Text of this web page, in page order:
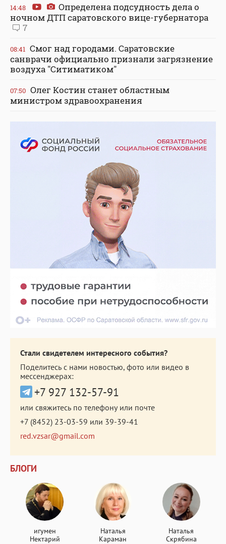
14:48
Определена подсудность дела о
ночном ДТП саратовского вице-губернатора
7
08:41 Смог над городами. Саратовские
санврачи официально признали загрязнение
воздуха "Ситиматиком"
07:50 Олег Костин станет областным
министром здравоохранения
Стали свидетелем интересного события?
Поделитесь с нами новостью, фото или видео в
мессенджерах:
+7 927 132-57-91
или свяжитесь по телефону или почте
+7 (8452) 23-03-59 или 39-39-41
red.vzsar@gmail.com
БЛОГИ
игумен
Нектарий
Наталья
Караман
Наталья
Скрябина